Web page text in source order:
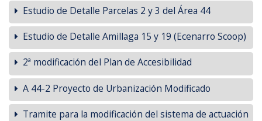
Estudio de Detalle Parcelas 2 y 3 del Área 44
Estudio de Detalle Amillaga 15 y 19 (Ecenarro Scoop)
2ª modificación del Plan de Accesibilidad
A 44-2 Proyecto de Urbanización Modificado
Tramite para la modificación del sistema de actuación